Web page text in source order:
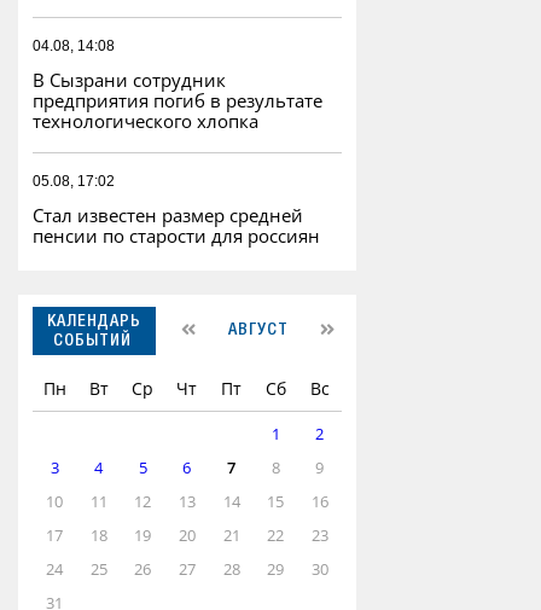
04.08, 14:08
В Сызрани сотрудник
предприятия погиб в результате
технологического хлопка
05.08, 17:02
Стал известен размер средней
пенсии по старости для россиян
КАЛЕНДАРЬ
СОБЫТИЙ
АВГУСТ
Пн Вт Ср Чт Пт Сб Вс
1
2
3
4 5 6 7 8
9
10
11 12 13 14 15
16
17
18 19 20 21 22
23
24
25 26 27 28 29
30
31